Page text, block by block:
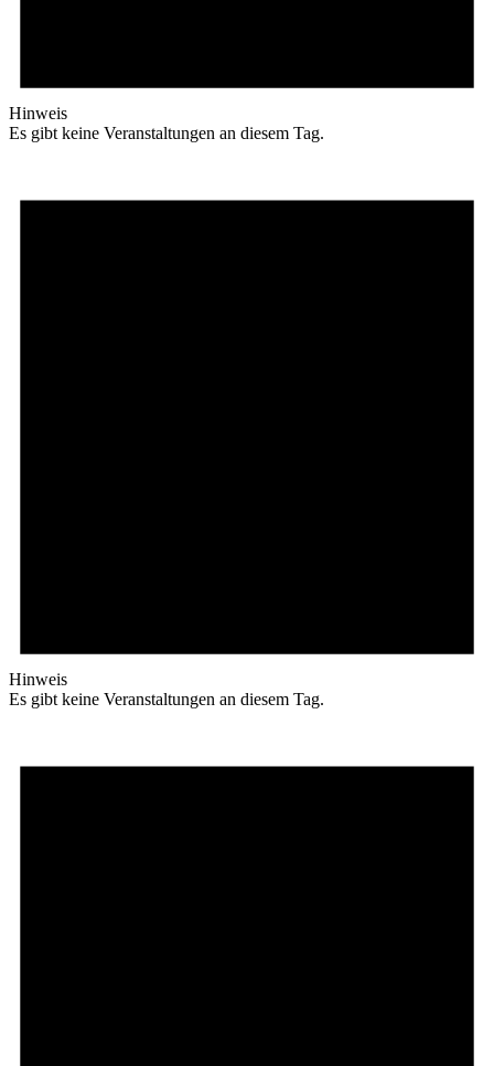
Hinweis
Es gibt keine Veranstaltungen an diesem Tag.
Hinweis
Es gibt keine Veranstaltungen an diesem Tag.